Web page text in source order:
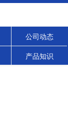
公司动态
产品知识